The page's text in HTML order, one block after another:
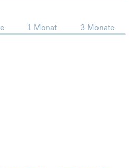
1 Monat 3 Monate